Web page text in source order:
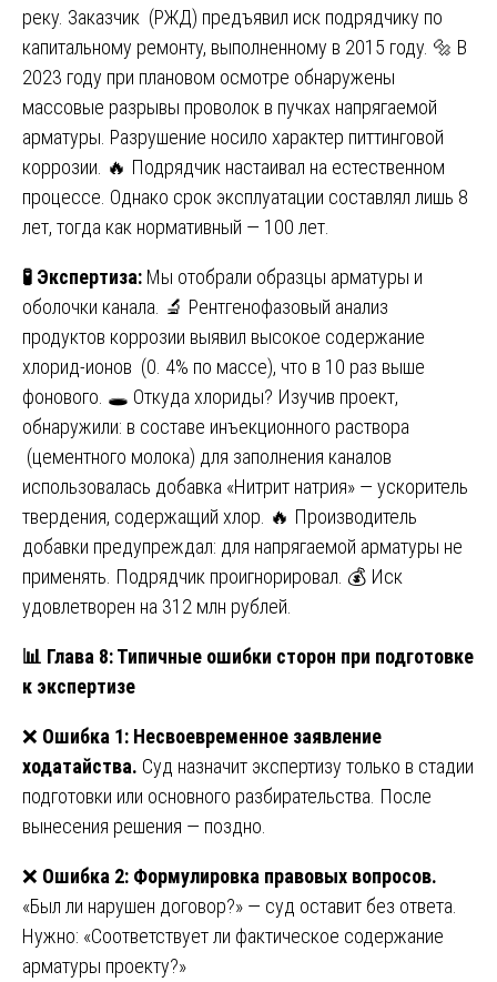
реку. Заказчик (РЖД) предъявил иск подрядчику по
капитальному ремонту, выполненному в 2015 году. 🔩 В
2023 году при плановом осмотре обнаружены
массовые разрывы проволок в пучках напрягаемой
арматуры. Разрушение носило характер питтинговой
коррозии. 🔥 Подрядчик настаивал на естественном
процессе. Однако срок эксплуатации составлял лишь 8
лет, тогда как нормативный — 100 лет.
🧪 Экспертиза: Мы отобрали образцы арматуры и
оболочки канала. 🔬 Рентгенофазовый анализ
продуктов коррозии выявил высокое содержание
хлорид-ионов (0. 4% по массе), что в 10 раз выше
фонового. 🕳️ Откуда хлориды? Изучив проект,
обнаружили: в составе инъекционного раствора
(цементного молока) для заполнения каналов
использовалась добавка «Нитрит натрия» — ускоритель
твердения, содержащий хлор. 🔥 Производитель
добавки предупреждал: для напрягаемой арматуры не
применять. Подрядчик проигнорировал. 💰 Иск
удовлетворен на 312 млн рублей.
📊 Глава 8: Типичные ошибки сторон при подготовке
к экспертизе
❌ Ошибка 1: Несвоевременное заявление
ходатайства. Суд назначит экспертизу только в стадии
подготовки или основного разбирательства. После
вынесения решения — поздно.
❌ Ошибка 2: Формулировка правовых вопросов.
«Был ли нарушен договор?» — суд оставит без ответа.
Нужно: «Соответствует ли фактическое содержание
арматуры проекту?»